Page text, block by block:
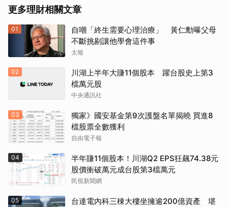
更多理財相關文章
01
自嘲「終生需要心理治療」 黃仁勳曝父母
不斷挑剔讓他學會這件事
太報
02
川湖上半年大賺11個股本 躍台股史上第3
檔萬元股
中央通訊社
03
獨家》國安基金第9次護盤名單揭曉 買進8
檔股票全數獲利
自由電子報
04
半年賺11個股本！川湖Q2 EPS狂飆74.38元
股價衝破萬元成台股第3檔萬元
民視新聞網
05
台達電內科三棟大樓坐擁逾200億資產 堪